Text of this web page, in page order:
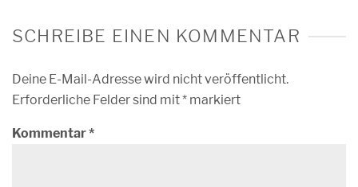
SCHREIBE EINEN KOMMENTAR
Deine E-Mail-Adresse wird nicht veröffentlicht.
Erforderliche Felder sind mit* markiert
Kommentar*